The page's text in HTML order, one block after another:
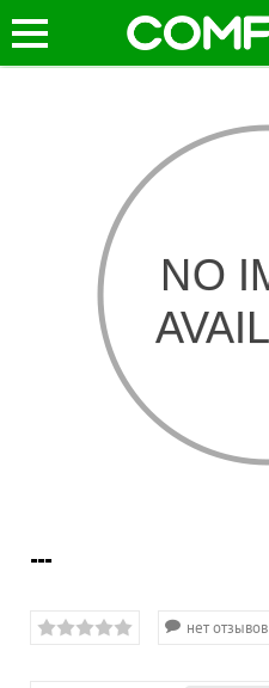
---
нет отзывов